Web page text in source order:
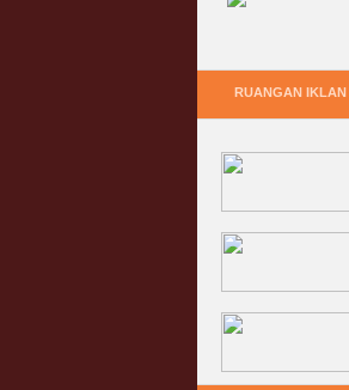
RUANGAN IKLAN